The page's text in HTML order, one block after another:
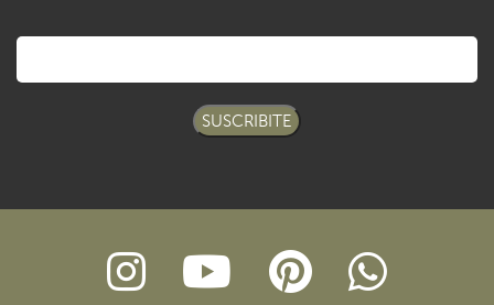
SUSCRIBITE